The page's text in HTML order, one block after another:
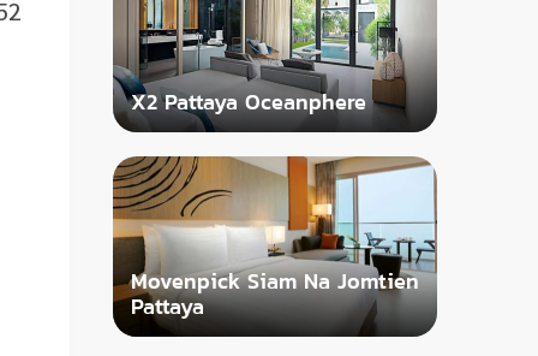
X2 Pattaya Oceanphere
Movenpick Siam Na Jomtien
Pattaya